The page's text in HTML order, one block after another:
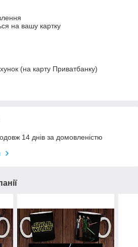
на вашу картку
(на карту Приватбанку)
14 днів за домовленістю